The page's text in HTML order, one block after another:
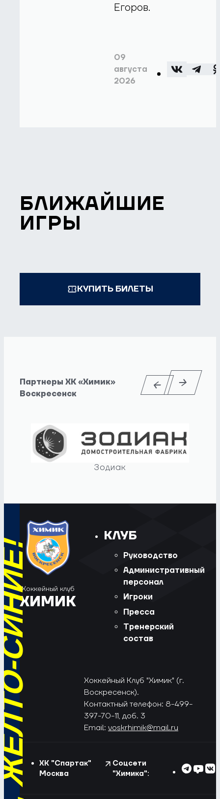
Егоров.
09
августа
2026
БЛИЖАЙШИЕ
ИГРЫ
КУПИТЬ БИЛЕТЫ
Партнеры ХК «Химик»
Воскресенск
Зодиак
Хоккейный клуб
ХИМИК
КЛУБ
Руководство
Административный
персонал
Игроки
Пресса
Тренерский
состав
Хоккейный Клуб "Химик" (г.
Воскресенск).
Контактный телефон: 8-499-
397-70-11, доб. 3
Email: voskrhimik@mail.ru
ХК "Спартак"
Москва
Соцсети
"Химика":